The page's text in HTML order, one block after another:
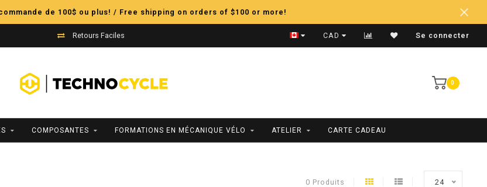
de 100$ ou plus! / Free shipping on orders of $100 or more!
Retours Faciles Expédition Rapide
CAD Se connecter
0
COMPOSANTES FORMATIONS EN MÉCANIQUE VÉLO ATELIER CARTE CADEAU
0 Produits 24